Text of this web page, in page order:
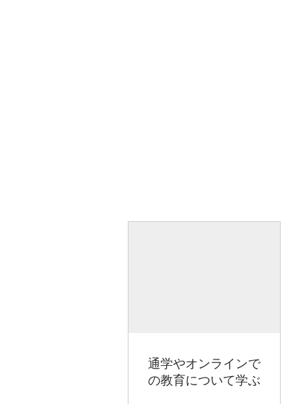
通学やオンラインで
の教育について学ぶ